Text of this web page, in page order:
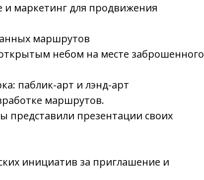
маркетинг для продвижения
маршрутов
небом на месте заброшенного
паблик-арт и лэнд-арт
маршрутов.
представили презентации своих
инициатив за приглашение и